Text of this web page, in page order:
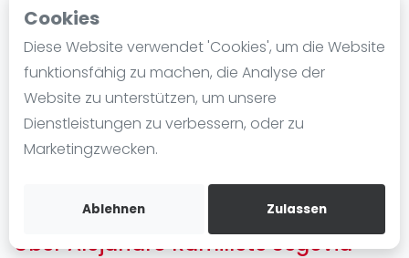
Cookies
Diese Website verwendet 'Cookies', um die Website
funktionsfähig zu machen, die Analyse der
Website zu unterstützen, um unsere
Dienstleistungen zu verbessern, oder zu
Marketingzwecken.
Ablehnen Zulassen
Blog
Die Geschichte von Padel
Regeln und Punktzählung
Padel Schläge
Video
POSITIE
#2466 0
Bist duAlejandro Ramillete Segovia
Kostenloses Konto erstellen
Über Alejandro Ramillete Segovia